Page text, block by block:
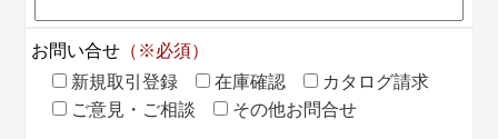
お問い合せ （※必須）
新規取引登録
在庫確認
カタログ請求
ご意見・ご相談
その他お問合せ